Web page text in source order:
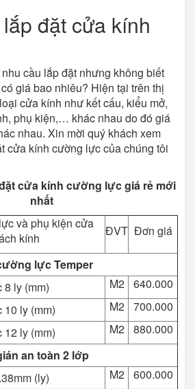
đặt cửa kính
cầu lắp đặt nhưng không biết
giá bao nhiêu? Hiện tại trên thị
cửa kính như kết cấu, kiểu mở,
phụ kiện,… khác nhau do đó giá
nhau. Xin mời quý khách xem
cửa kính cường lực của chúng tôi
cửa kính cường lực giá rẻ mới
nhất
và phụ kiện cửa
kính
ĐVT Đơn giá
lực Temper
ly (mm) M2 640.000
ly (mm) M2 700.000
ly (mm) M2 880.000
an toàn 2 lớp
(ly) M2 600.000